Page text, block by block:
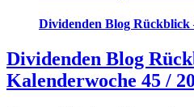
Dividenden Blog Rückblick
Dividenden Blog
Kalenderwoche 45 /